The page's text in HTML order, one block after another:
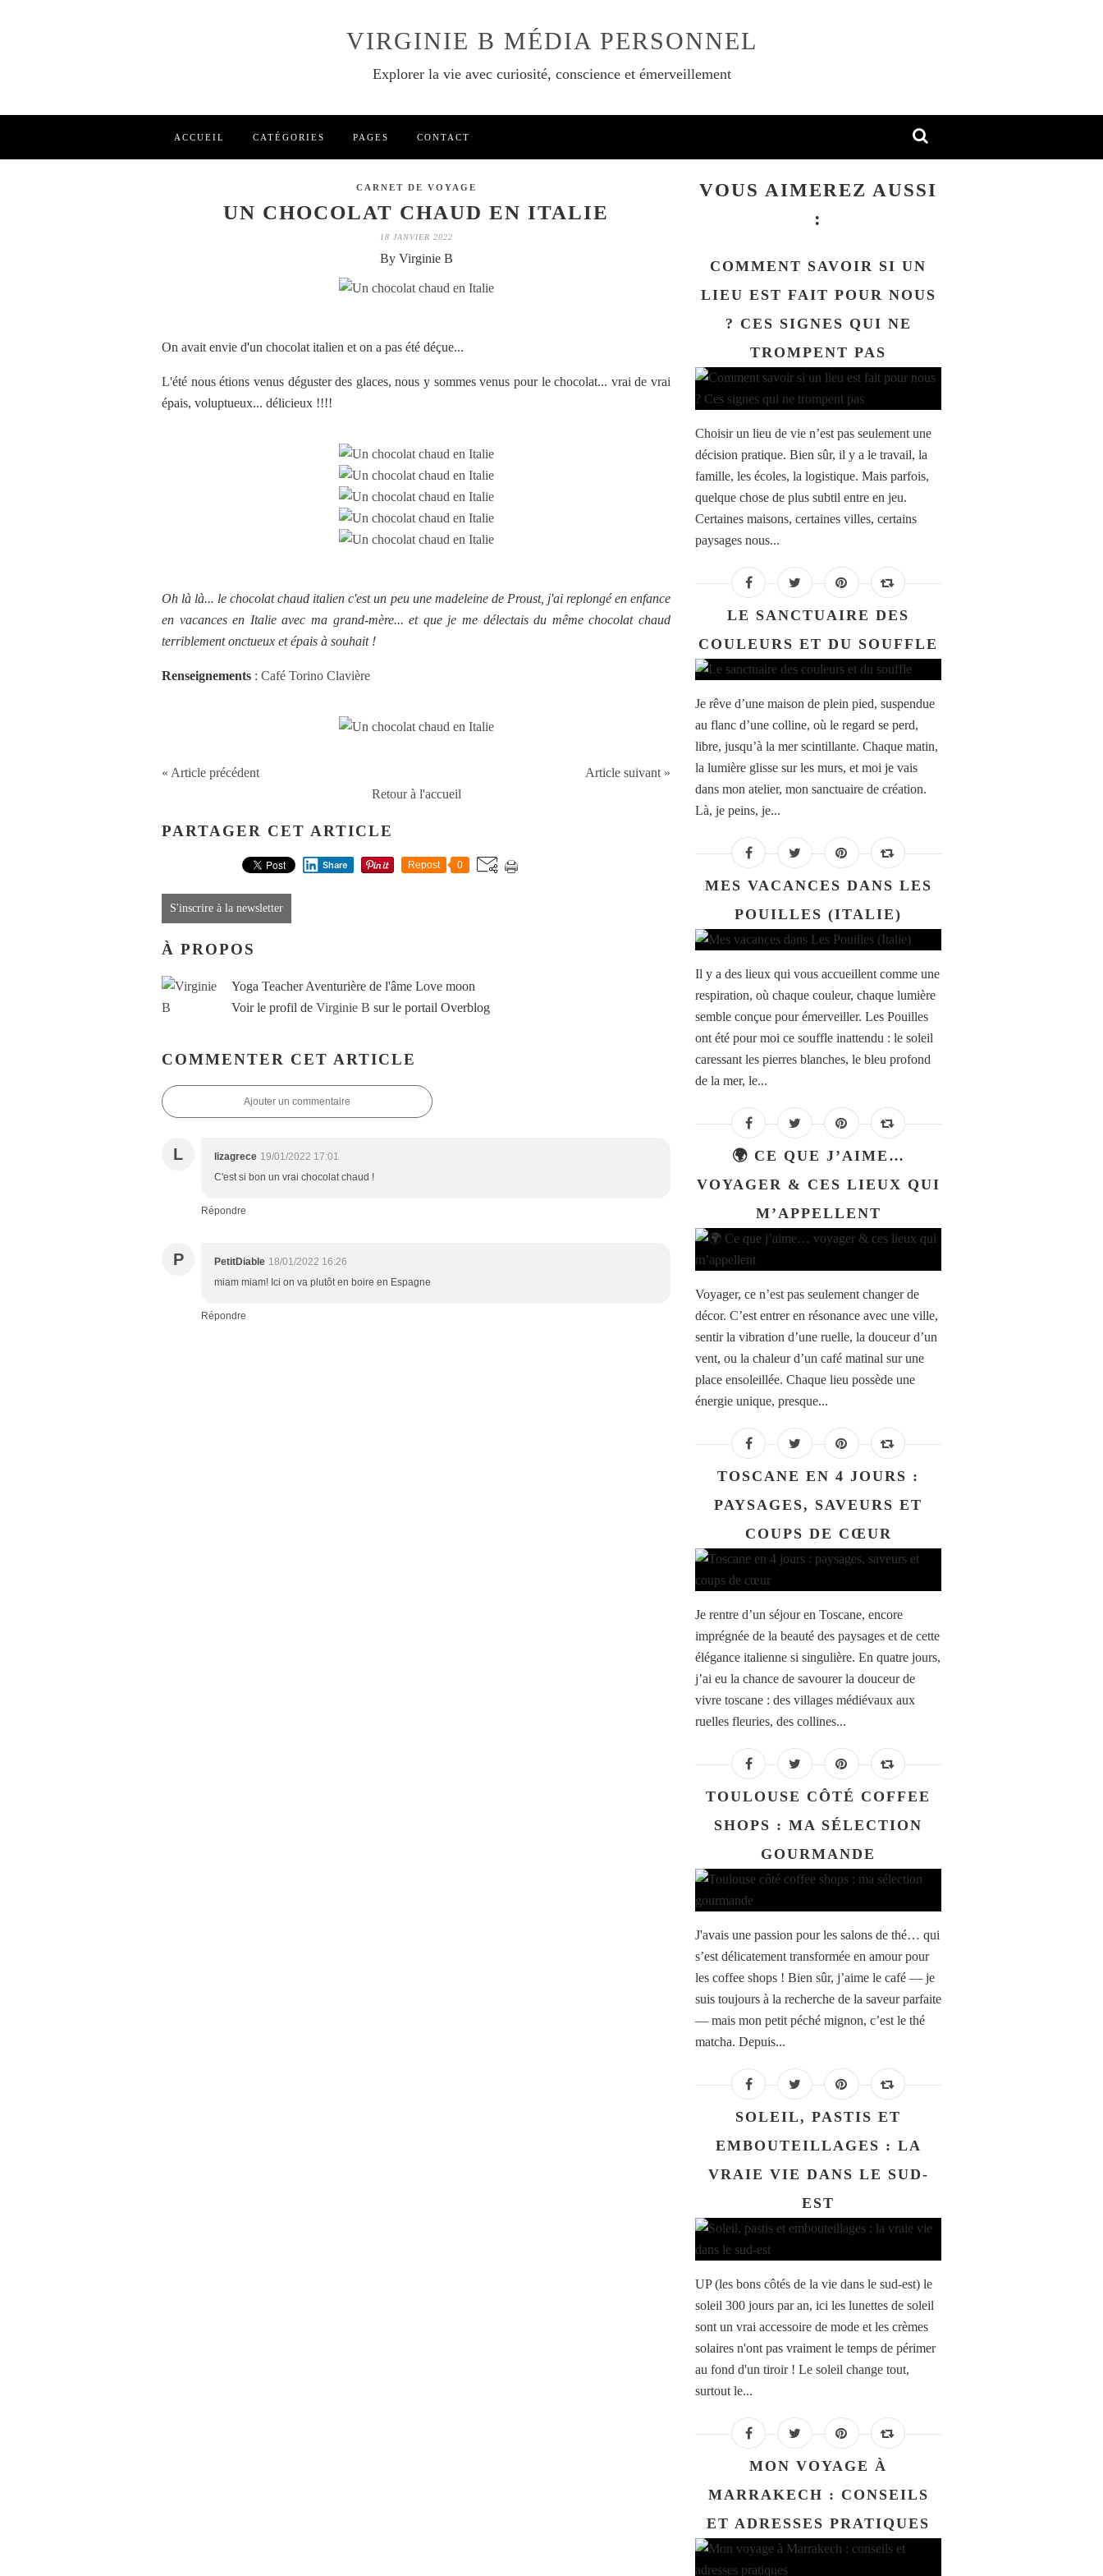
VIRGINIE B MÉDIA PERSONNEL
Explorer la vie avec curiosité, conscience et émerveillement
ACCUEIL CATÉGORIES PAGES CONTACT
CARNET DE VOYAGE
UN CHOCOLAT CHAUD EN ITALIE
18 JANVIER 2022
By Virginie B
On avait envie d'un chocolat italien et on a pas été déçue...
L'été nous étions venus déguster des glaces, nous y sommes venus pour le chocolat... vrai de vrai
épais, voluptueux... délicieux !!!!
Oh là là... le chocolat chaud italien c'est un peu une madeleine de Proust, j'ai replongé en enfance
en vacances en Italie avec ma grand-mère... et que je me délectais du même chocolat chaud
terriblement onctueux et épais à souhait !
Renseignements : Café Torino Clavière
« Article précédent
Article suivant »
Retour à l'accueil
PARTAGER CET ARTICLE
Share Repost 0
S'inscrire à la newsletter
À PROPOS
Yoga Teacher Aventurière de l'âme Love moon
Voir le profil de Virginie B sur le portail Overblog
COMMENTER CET ARTICLE
Ajouter un commentaire
L lizagrece 19/01/2022 17:01
C'est si bon un vrai chocolat chaud !
Répondre
P PetitDiable 18/01/2022 16:26
miam miam! Ici on va plutôt en boire en Espagne
Répondre
VOUS AIMEREZ AUSSI
:
COMMENT SAVOIR SI UN
LIEU EST FAIT POUR NOUS
? CES SIGNES QUI NE
TROMPENT PAS
Choisir un lieu de vie n’est pas seulement une
décision pratique. Bien sûr, il y a le travail, la
famille, les écoles, la logistique. Mais parfois,
quelque chose de plus subtil entre en jeu.
Certaines maisons, certaines villes, certains
paysages nous...
LE SANCTUAIRE DES
COULEURS ET DU SOUFFLE
Je rêve d’une maison de plein pied, suspendue
au flanc d’une colline, où le regard se perd,
libre, jusqu’à la mer scintillante. Chaque matin,
la lumière glisse sur les murs, et moi je vais
dans mon atelier, mon sanctuaire de création.
Là, je peins, je...
MES VACANCES DANS LES
POUILLES (ITALIE)
Il y a des lieux qui vous accueillent comme une
respiration, où chaque couleur, chaque lumière
semble conçue pour émerveiller. Les Pouilles
ont été pour moi ce souffle inattendu : le soleil
caressant les pierres blanches, le bleu profond
de la mer, le...
🌍 CE QUE J’AIME…
VOYAGER & CES LIEUX QUI
M’APPELLENT
Voyager, ce n’est pas seulement changer de
décor. C’est entrer en résonance avec une ville,
sentir la vibration d’une ruelle, la douceur d’un
vent, ou la chaleur d’un café matinal sur une
place ensoleillée. Chaque lieu possède une
énergie unique, presque...
TOSCANE EN 4 JOURS :
PAYSAGES, SAVEURS ET
COUPS DE CŒUR
Je rentre d’un séjour en Toscane, encore
imprégnée de la beauté des paysages et de cette
élégance italienne si singulière. En quatre jours,
j’ai eu la chance de savourer la douceur de
vivre toscane : des villages médiévaux aux
ruelles fleuries, des collines...
TOULOUSE CÔTÉ COFFEE
SHOPS : MA SÉLECTION
GOURMANDE
J'avais une passion pour les salons de thé… qui
s’est délicatement transformée en amour pour
les coffee shops ! Bien sûr, j’aime le café — je
suis toujours à la recherche de la saveur parfaite
— mais mon petit péché mignon, c’est le thé
matcha. Depuis...
SOLEIL, PASTIS ET
EMBOUTEILLAGES : LA
VRAIE VIE DANS LE SUD-
EST
UP (les bons côtés de la vie dans le sud-est) le
soleil 300 jours par an, ici les lunettes de soleil
sont un vrai accessoire de mode et les crèmes
solaires n'ont pas vraiment le temps de périmer
au fond d'un tiroir ! Le soleil change tout,
surtout le...
MON VOYAGE À
MARRAKECH : CONSEILS
ET ADRESSES PRATIQUES